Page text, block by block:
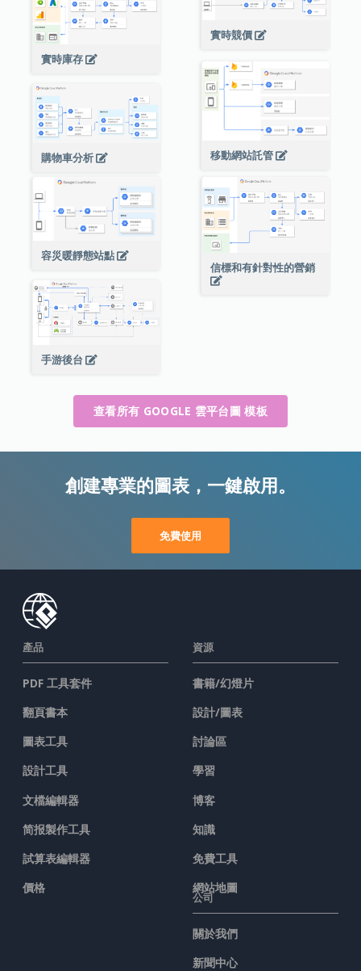
實時競價
實時庫存
移動網站託管
購物車分析
容災暖靜態站點
信標和有針對性的營銷
手游後台
查看所有 GOOGLE 雲平台圖 模板
創建專業的圖表，一鍵啟用。
免費使用
產品
PDF 工具套件
翻頁書本
圖表工具
設計工具
文檔編輯器
简报製作工具
試算表編輯器
價格
資源
書籍/幻燈片
設計/圖表
討論區
學習
博客
知識
免費工具
網站地圖
公司
關於我們
新聞中心